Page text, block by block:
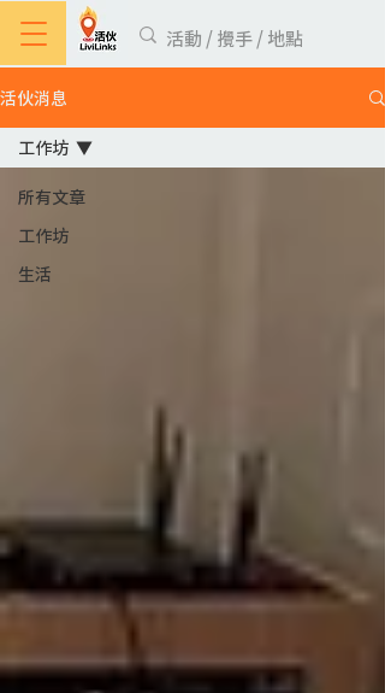
活伙消息
所有文章
工作坊
生活
工作坊